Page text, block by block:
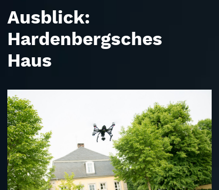
Ausblick:
Hardenbergsches
Haus